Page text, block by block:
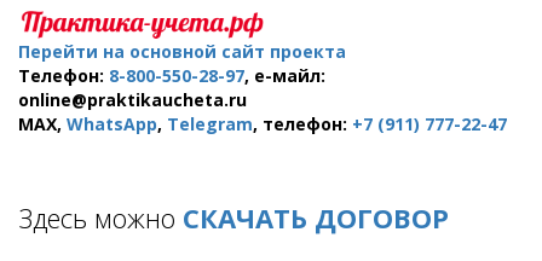
Перейти на основной сайт проекта
Телефон: 8-800-550-28-97, е-майл:
online@praktikaucheta.ru
MAX, WhatsApp, Telegram, телефон: +7 (911) 777-22-47
Здесь можно СКАЧАТЬ ДОГОВОР